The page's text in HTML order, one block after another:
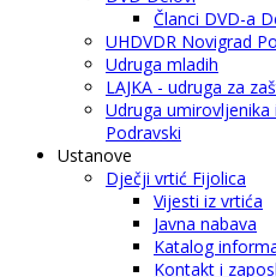
Članci DVD-a
UHDVDR Novigrad
Udruga mladih
LAJKA - udruga za
Udruga
Podravski
Ustanove
Dječji vrtić Fijolica
Vijesti iz vrtića
Javna nabava
Katalog
Kontakt i